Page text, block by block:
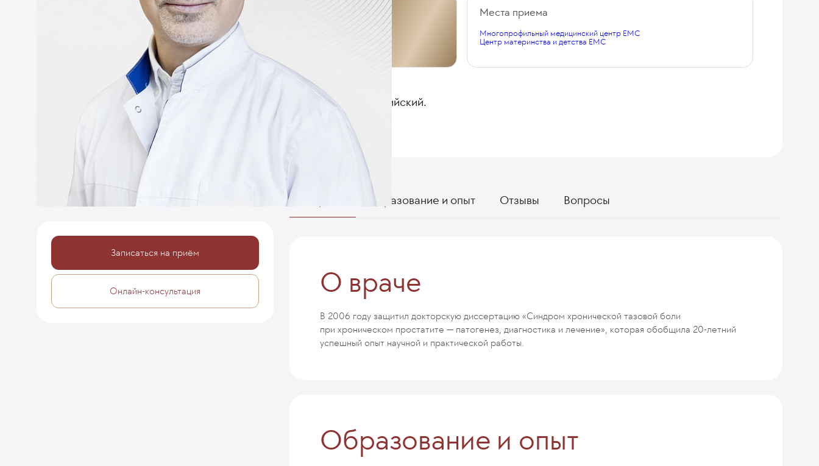
Записаться на приём
Онлайн-консультация
Общий стаж
38 лет
Места приема
Многопрофильный медицинский центр EMC
Центр материнства и детства EMC
ЯЗЫКИ
Русский, английский.
Образование и опыт Отзывы Вопросы
О враче
В 2006 году защитил докторскую диссертацию «Синдром хронической тазовой боли
при хроническом простатите — патогенез, диагностика и лечение», которая обобщила 20-летний
успешный опыт научной и практической работы.
Образование и опыт